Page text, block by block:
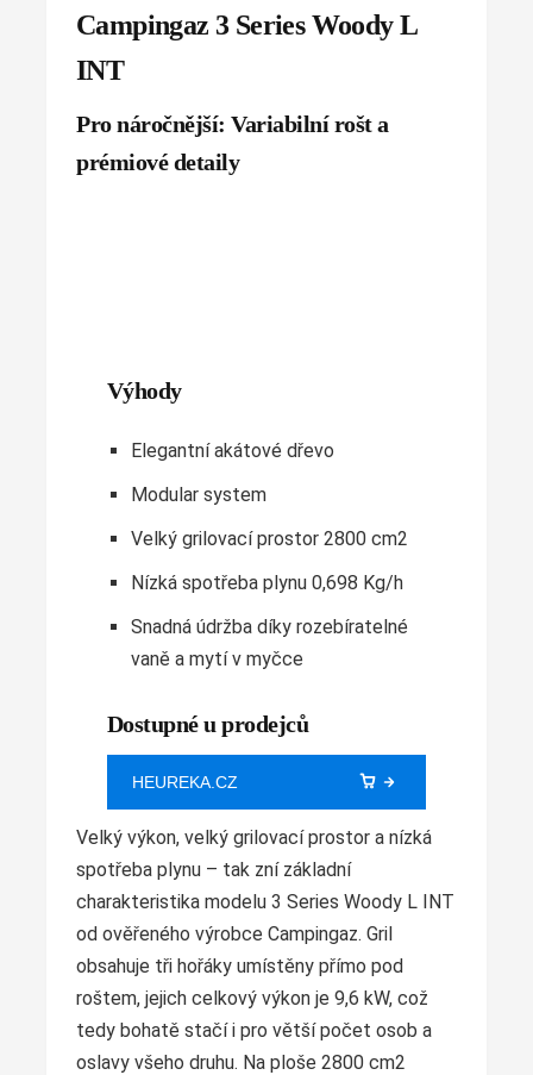
Campingaz 3 Series Woody L
INT
Pro náročnější: Variabilní rošt a
prémiové detaily
Výhody
Elegantní akátové dřevo
Modular system
Velký grilovací prostor 2800 cm2
Nízká spotřeba plynu 0,698 Kg/h
Snadná údržba díky rozebíratelné
vaně a mytí v myčce
Dostupné u prodejců
HEUREKA.CZ
Velký výkon, velký grilovací prostor a nízká
spotřeba plynu – tak zní základní
charakteristika modelu 3 Series Woody L INT
od ověřeného výrobce Campingaz. Gril
obsahuje tři hořáky umístěny přímo pod
roštem, jejich celkový výkon je 9,6 kW, což
tedy bohatě stačí i pro větší počet osob a
oslavy všeho druhu. Na ploše 2800 cm2